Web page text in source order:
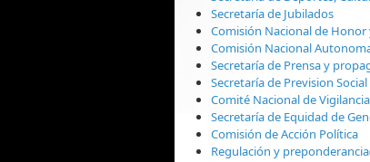
Secretaría de Jubilados
Comisión Nacional de Honor
Comisión Nacional
Secretaría de Prensa y
Secretaría de Prevision Social
Comité Nacional de Vigilancia
Secretaría de Equidad de
Comisión de Acción Política
Regulación y